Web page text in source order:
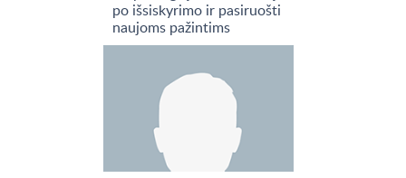
po išsiskyrimo ir pasiruošti
naujoms pažintims